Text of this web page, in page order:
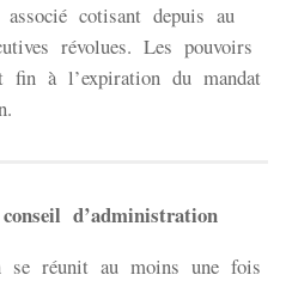
cotisant depuis au
révolues. Les pouvoirs
fin à l’expiration du mandat
d’administration
se réunit au moins une fois